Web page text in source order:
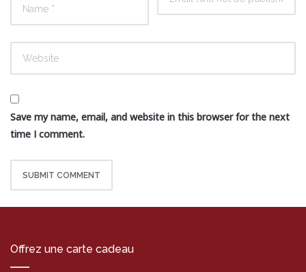
Save my name, email, and website in this browser for the next
time I comment.
Offrez une carte cadeau